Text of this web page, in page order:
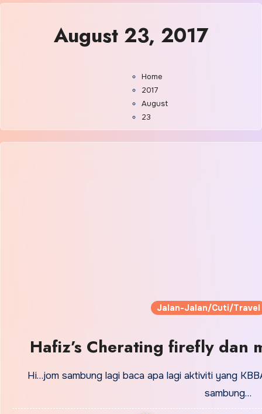
August 23, 2017
Home
2017
August
23
Jalan-Jalan/Cuti/Travel
Hafiz’s Cherating firefly dan
Hi…jom sambung lagi baca apa lagi aktiviti yang
sambung…